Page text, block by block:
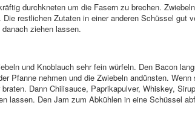
durchkneten um die Fasern zu brechen.
restlichen Zutaten in einer anderen Schüssel gut
ziehen lassen.
und Knoblauch sehr fein würfeln. Den Bacon
Pfanne nehmen und die Zwiebeln andünsten. Wenn
Dann Chilisauce, Paprikapulver, Whiskey,
lassen. Den Jam zum Abkühlen in eine Schüssel